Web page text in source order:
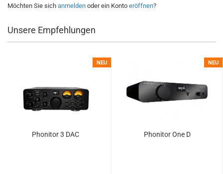
Möchten Sie sich anmelden oder ein Konto eröffnen?
Unsere Empfehlungen
NEU
Phonitor 3 DAC
NEU
Phonitor One D